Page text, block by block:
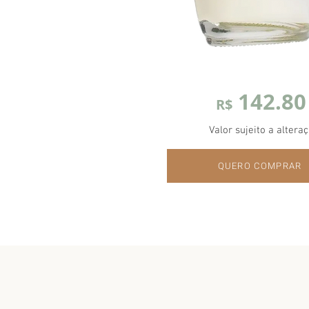
R$ 142.80
Valor sujeito a
QUERO COMPRAR